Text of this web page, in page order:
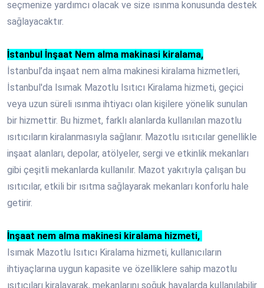
seçmenize yardımcı olacak ve size ısınma konusunda destek
sağlayacaktır.
İstanbul İnşaat Nem alma makinasi kiralama,
İstanbul’da inşaat nem alma makinesi kiralama hizmetleri,
İstanbul'da Isımak Mazotlu Isıtıcı Kiralama hizmeti, geçici
veya uzun süreli ısınma ihtiyacı olan kişilere yönelik sunulan
bir hizmettir. Bu hizmet, farklı alanlarda kullanılan mazotlu
ısıtıcıların kiralanmasıyla sağlanır. Mazotlu ısıtıcılar genellikle
inşaat alanları, depolar, atölyeler, sergi ve etkinlik mekanları
gibi çeşitli mekanlarda kullanılır. Mazot yakıtıyla çalışan bu
ısıtıcılar, etkili bir ısıtma sağlayarak mekanları konforlu hale
getirir.
nşaat nem alma makinesi kiralama hizmeti,
Isımak Mazotlu Isıtıcı Kiralama hizmeti, kullanıcıların
ihtiyaçlarına uygun kapasite ve özelliklere sahip mazotlu
ısıtıcıları kiralayarak, mekanlarını soğuk havalarda kullanılabilir